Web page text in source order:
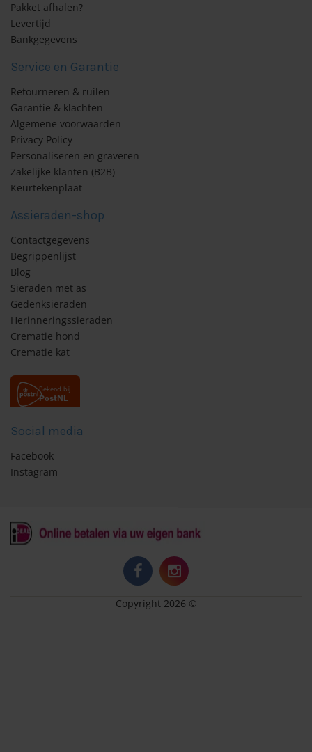
Pakket afhalen?
Levertijd
Bankgegevens
Service en Garantie
Retourneren & ruilen
Garantie & klachten
Algemene voorwaarden
Privacy Policy
Personaliseren en graveren
Zakelijke klanten (B2B)
Keurtekenplaat
Assieraden-shop
Contactgegevens
Begrippenlijst
Blog
Sieraden met as
Gedenksieraden
Herinneringssieraden
Crematie hond
Crematie kat
Social media
Facebook
Instagram
Copyright 2026 ©